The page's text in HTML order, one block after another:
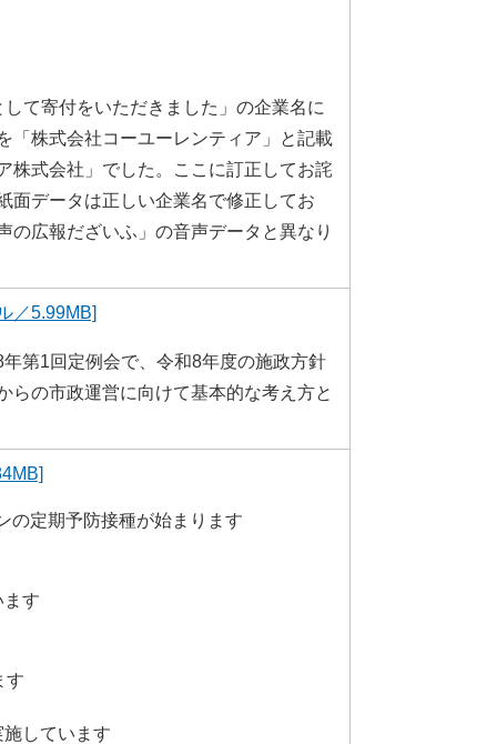
て寄付をいただきました」の企業名に
「株式会社コーユーレンティア」と記載
株式会社」でした。ここに訂正してお詫
面データは正しい企業名で修正してお
の広報だざいふ」の音声データと異なり
／5.99MB]
第1回定例会で、令和8年度の施政方針
らの市政運営に向けて基本的な考え方と
の定期予防接種が始まります
す
す
しています